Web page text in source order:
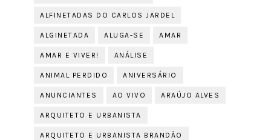
ALFINETADAS DO CARLOS JARDEL
ALGINETADA ALUGA-SE AMAR
AMAR E VIVER! ANÁLISE
ANIMAL PERDIDO ANIVERSÁRIO
ANUNCIANTES AO VIVO ARAÚJO ALVES
ARQUITETO E URBANISTA
ARQUITETO E URBANISTA BRANDÃO